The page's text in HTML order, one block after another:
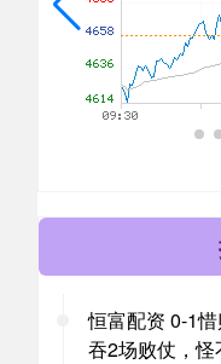
恒富配资 0-1
吞2场败仗，